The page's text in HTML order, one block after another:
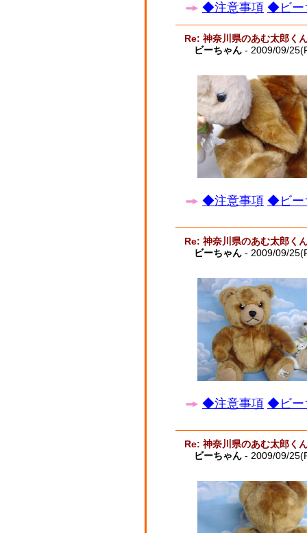
◆注意事項 ◆ビー
Re: 神奈川県のあむ太郎く
ビーちゃん - 2009/09/
◆注意事項 ◆ビー
Re: 神奈川県のあむ太郎く
ビーちゃん - 2009/09/
◆注意事項 ◆ビー
Re: 神奈川県のあむ太郎く
ビーちゃん - 2009/09/